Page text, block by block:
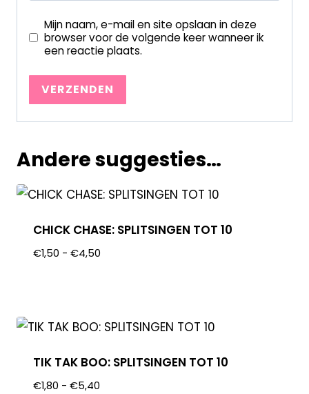
Mijn naam, e-mail en site opslaan in deze
browser voor de volgende keer wanneer ik
een reactie plaats.
Andere suggesties…
CHICK CHASE: SPLITSINGEN TOT 10
€1,50 - €4,50
TIK TAK BOO: SPLITSINGEN TOT 10
€1,80 - €5,40